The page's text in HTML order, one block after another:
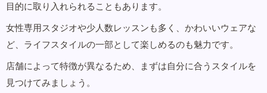
目的に取り入れられることもあります。
女性専用スタジオや少人数レッスンも多く、かわいいウェアな
ど、ライフスタイルの一部として楽しめるのも魅力です。
店舗によって特徴が異なるため、まずは自分に合うスタイルを
見つけてみましょう。